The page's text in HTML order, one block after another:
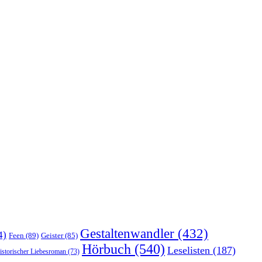
Feen (89) Geister(85) Gestaltenwandler (432)
Liebesroman (73) Hörbuch (540) Leselisten (187)